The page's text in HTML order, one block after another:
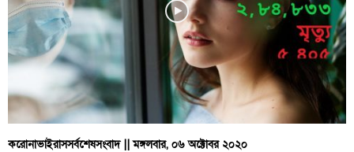
করোনাভাইরাসসর্বশেষসংবাদ || মঙ্গলবার, ০৬ অক্টোবর ২০২০